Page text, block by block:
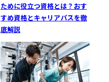
ために役立つ資格とは？おす
すめ資格とキャリアパスを徹
底解説